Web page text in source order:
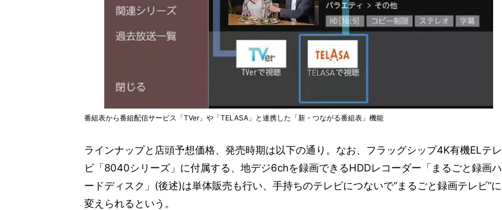
番組表から番組配信サービス「TVer」や「TELASA」と連携した「新・つながる番組表」機能
ラインナップと店頭予想価格、発売時期は以下の通り。なお、フラッグシップ4K有機ELテレ
ビ「8040シリーズ」に付属する、地デジ6chを録画できるHDDレコーダー「まるごと録画ハ
ードディスク」(後述)は単体販売も行い、手持ちのテレビにつないで“まるごと録画テレビ”に
変えられるという。